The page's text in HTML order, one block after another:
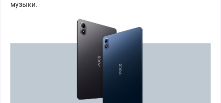
музыки.